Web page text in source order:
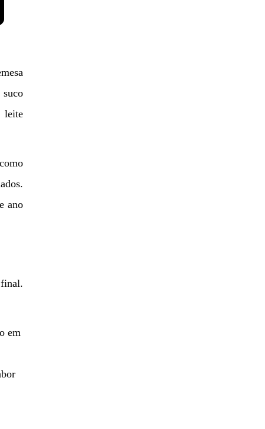
leite
ano
em